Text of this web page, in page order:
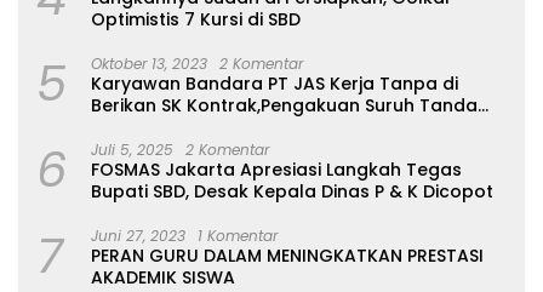
Optimistis 7 Kursi di SBD
5 Oktober 13, 2023 2 Komentar
Karyawan Bandara PT JAS Kerja Tanpa di
Berikan SK Kontrak,Pengakuan Suruh Tanda
6 Juli 5, 2025 2 Komentar
FOSMAS Jakarta Apresiasi Langkah Tegas
Bupati SBD, Desak Kepala Dinas P & K Dicopot
7 Juni 27, 2023 1 Komentar
PERAN GURU DALAM MENINGKATKAN PRESTASI
AKADEMIK SISWA